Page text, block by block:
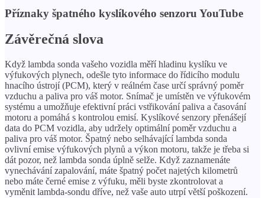
Příznaky špatného kyslíkového senzoru YouTube
Závěrečná slova
Když lambda sonda vašeho vozidla měří hladinu kyslíku ve
výfukových plynech, odešle tyto informace do řídicího modulu
hnacího ústrojí (PCM), který v reálném čase určí správný poměr
vzduchu a paliva pro váš motor. Snímač je umístěn ve výfukovém
systému a umožňuje efektivní práci vstřikování paliva a časování
motoru a pomáhá s kontrolou emisí. Kyslíkové senzory přenášejí
data do PCM vozidla, aby udržely optimální poměr vzduchu a
paliva pro váš motor. Špatný nebo selhávající lambda sonda
ovlivní emise výfukových plynů a výkon motoru, takže je třeba si
dát pozor, než lambda sonda úplně selže. Když zaznamenáte
vynechávání zapalování, máte špatný počet najetých kilometrů
nebo máte černé emise z výfuku, měli byste zkontrolovat a
vyměnit lambda-sondu dříve, než vaše auto utrpí větší poškození.